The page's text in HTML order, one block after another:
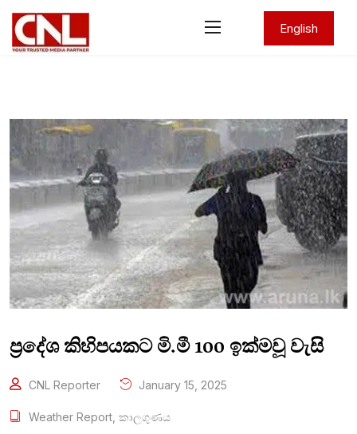
English
ප්‍රදේශ කිහිපයකට මි.මී 100 ඉක්මවූ වැසි
CNL Reporter January 15, 2025
Weather Report කාලගුණය